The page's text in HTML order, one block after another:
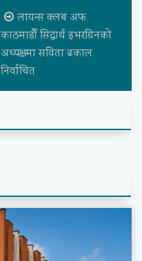
लायन्स क्लब अफ
काठमाडौँ सिद्धार्थ इभरग्रिनको
अध्यक्षमा सविता ढकाल
निर्वाचित